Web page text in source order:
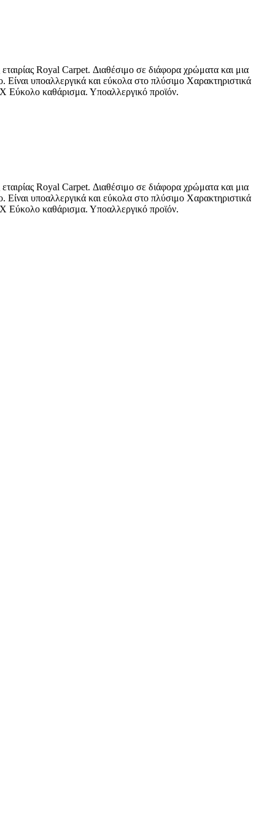
Royal Carpet. Διαθέσιμο σε διάφορα χρώματα και μια
Είναι υποαλλεργικά και εύκολα στο πλύσιμο Χαρακτηριστικά
Εύκολο καθάρισμα. Υποαλλεργικό προϊόν.
Royal Carpet. Διαθέσιμο σε διάφορα χρώματα και μια
Είναι υποαλλεργικά και εύκολα στο πλύσιμο Χαρακτηριστικά
Εύκολο καθάρισμα. Υποαλλεργικό προϊόν.